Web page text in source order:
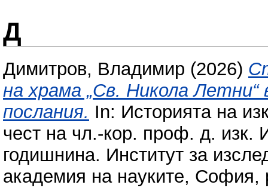
Д
Димитров, Владимир (2026)
на храма „Св. Никола
послания. In: Историята на
чест на чл.-кор. проф. д. изк.
годишнина. Институт за
академия на науките, София,